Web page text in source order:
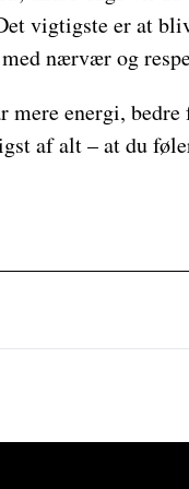
vigtigste er at
nærvær og
energi,
af alt – at du